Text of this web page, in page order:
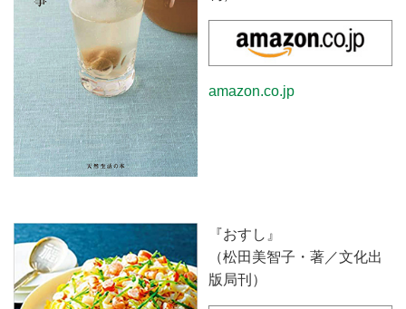
amazon.co.jp
『おすし』
（松田美智子・著／文化出
版局刊）